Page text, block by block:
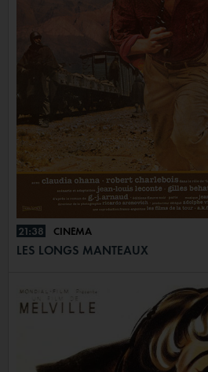
21:38 CINÉMA
LES LONGS MANTEAUX